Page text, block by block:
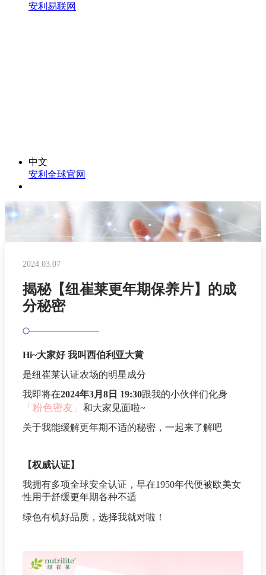
安利易联网
中文
安利全球官网
2024.03.07
揭秘【纽崔莱更年期保养片】的成
分秘密
Hi~大家好 我叫西伯利亚大黄
是纽崔莱认证农场的明星成分
我即将在2024年3月8日 19:30跟我的小伙伴们化身
「粉色密友」 和大家见面啦~
关于我能缓解更年期不适的秘密，一起来了解吧
【权威认证】
我拥有多项全球安全认证，早在1950年代便被欧美女
性用于舒缓更年期各种不适
绿色有机好品质，选择我就对啦！